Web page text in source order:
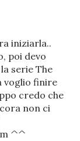
iniziarla..
poi devo
serie The
voglio finire
credo che
non ci
^^